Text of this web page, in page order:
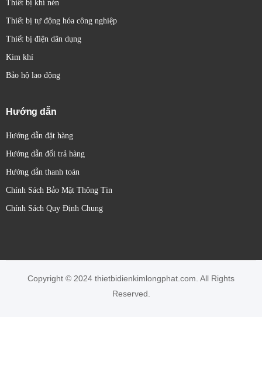
Thiết bị khí nén
Thiết bị tự động hóa công nghiệp
Thiết bị điện dân dụng
Kim khí
Bảo hộ lao động
Hướng dẫn
Hướng dẫn đặt hàng
Hướng dẫn đổi trả hàng
Hướng dẫn thanh toán
Chính Sách Bảo Mật Thông Tin
Chính Sách Quy Định Chung
Copyright © 2024 thietbidienkimlongphat.com. All Rights
Reserved.